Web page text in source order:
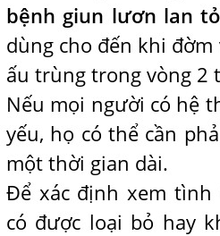
bệnh giun lươn lan
dùng cho đến khi
ấu trùng trong vòng 2
Nếu mọi người có hệ
yếu, họ có thể cần
một thời gian dài.
Để xác định xem
có được loại bỏ hay